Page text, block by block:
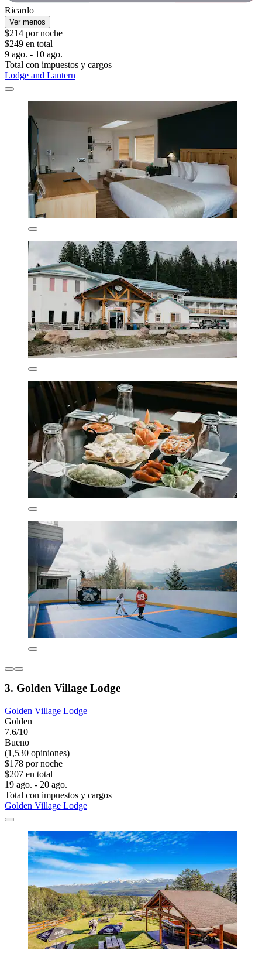
Ricardo
Ver menos
$214 por noche
$249 en total
9 ago. - 10 ago.
Total con impuestos y cargos
Lodge and Lantern
3. Golden Village Lodge
Golden Village Lodge
Golden
7.6/10
Bueno
(1,530 opiniones)
$178 por noche
$207 en total
19 ago. - 20 ago.
Total con impuestos y cargos
Golden Village Lodge